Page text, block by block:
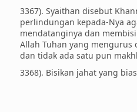
3367). Syaithan disebut
perlindungan kepada-Nya
mendatanginya dan
Allah Tuhan yang
dan tidak ada satu pun
3368). Bisikan jahat yang